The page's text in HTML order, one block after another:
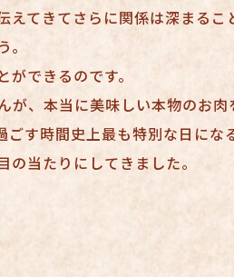
てきてさらに関係は深まるこ
できるのです。
、本当に美味しい本物のお肉
す時間史上最も特別な日にな
当たりにしてきました。